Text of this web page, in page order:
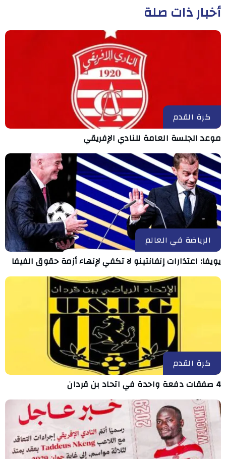
أخبار ذات صلة
كرة القدم
موعد الجلسة العامة للنادي الإفريقي
الرياضة في العالم
يويفا: اعتذارات إنفانتينو لا تكفي لإنهاء أزمة حقوق الفيفا
كرة القدم
4 صفقات دفعة واحدة في اتحاد بن قردان